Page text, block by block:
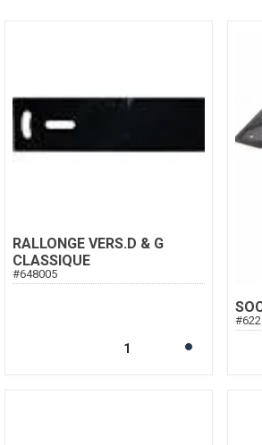
RALLONGE VERS.D & G
CLASSIQUE
#648005
#